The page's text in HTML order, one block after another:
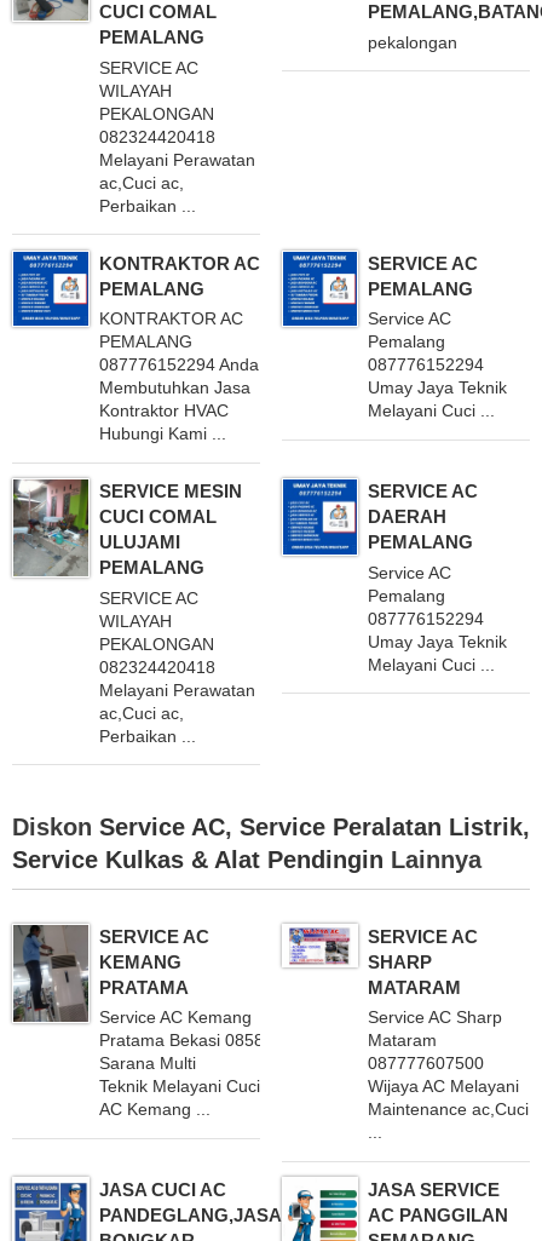
CUCI COMAL
PEMALANG
SERVICE AC
WILAYAH
PEKALONGAN
082324420418
Melayani Perawatan
ac,Cuci ac,
Perbaikan ...
pekalongan
KONTRAKTOR AC
PEMALANG
KONTRAKTOR AC
PEMALANG
087776152294 Anda
Membutuhkan Jasa
Kontraktor HVAC
Hubungi Kami ...
SERVICE AC
PEMALANG
Service AC
Pemalang
087776152294
Umay Jaya Teknik
Melayani Cuci ...
SERVICE MESIN
CUCI COMAL
ULUJAMI
PEMALANG
SERVICE AC
WILAYAH
PEKALONGAN
082324420418
Melayani Perawatan
ac,Cuci ac,
Perbaikan ...
SERVICE AC
DAERAH
PEMALANG
Service AC
Pemalang
087776152294
Umay Jaya Teknik
Melayani Cuci ...
Diskon Service AC, Service Peralatan Listrik,
Service Kulkas & Alat Pendingin Lainnya
SERVICE AC
KEMANG
PRATAMA
Service AC Kemang
Pratama Bekasi 085883483295
Sarana Multi
Teknik Melayani Cuci
AC Kemang ...
SERVICE AC
SHARP
MATARAM
Service AC Sharp
Mataram
087777607500
Wijaya AC Melayani
Maintenance ac,Cuci
...
JASA CUCI AC
PANDEGLANG,JASA
JASA SERVICE
AC PANGGILAN